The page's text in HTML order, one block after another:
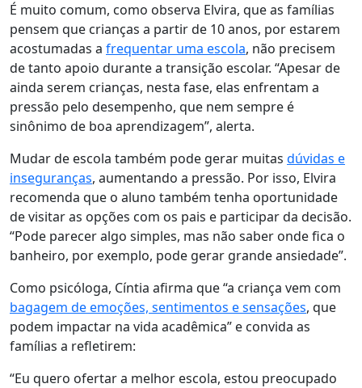
É muito comum, como observa Elvira, que as famílias
pensem que crianças a partir de 10 anos, por estarem
acostumadas a frequentar uma escola, não precisem
de tanto apoio durante a transição escolar. “Apesar de
ainda serem crianças, nesta fase, elas enfrentam a
pressão pelo desempenho, que nem sempre é
sinônimo de boa aprendizagem”, alerta.
Mudar de escola também pode gerar muitas dúvidas e
inseguranças, aumentando a pressão. Por isso, Elvira
recomenda que o aluno também tenha oportunidade
de visitar as opções com os pais e participar da decisão.
“Pode parecer algo simples, mas não saber onde fica o
banheiro, por exemplo, pode gerar grande ansiedade”.
Como psicóloga, Cíntia afirma que “a criança vem com
bagagem de emoções, sentimentos e sensações, que
podem impactar na vida acadêmica” e convida as
famílias a refletirem:
“Eu quero ofertar a melhor escola, estou preocupado